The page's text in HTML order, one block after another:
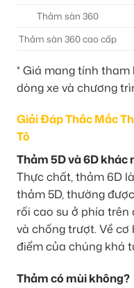
Thảm sàn 360
Thảm sàn 360 cao cấp
* Giá mang tính
dòng xe và chương
Giải Đáp Thắc Mắc
Tô
Thảm 5D và 6D khác
Thực chất, thảm 6D
thảm 5D, thường
rối cao su ở phía trên
và chống trượt. Về
điểm của chúng khá
Thảm có mùi không?